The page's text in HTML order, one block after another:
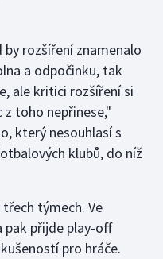
rozšíření znamenalo
a odpočinku, tak
ale kritici rozšíření si
toho nepřinese,"
který nesouhlasí s
klubů, do níž
týmech. Ve
pak přijde play-off
pro hráče.